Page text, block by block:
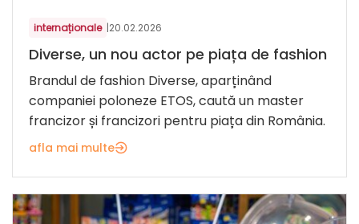
internaționale |20.02.2026
Diverse, un nou actor pe piața de fashion
Brandul de fashion Diverse, aparținând
companiei poloneze ETOS, caută un master
francizor și francizori pentru piața din România.
afla mai multe